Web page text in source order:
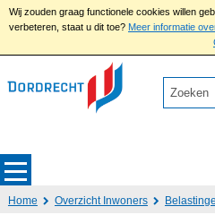
Wij zouden graag functionele cookies willen
verbeteren, staat u dit toe? Meer informatie
Home Overzicht Inwoners